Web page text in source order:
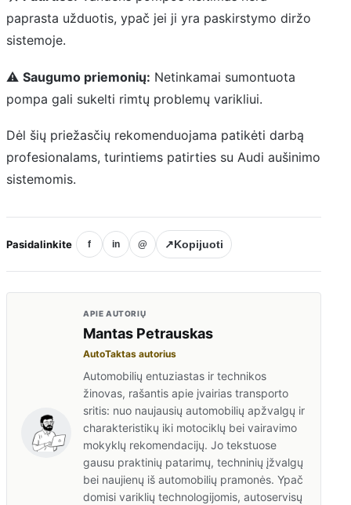
paprasta užduotis, ypač jei ji yra paskirstymo diržo
sistemoje.
⚠ Saugumo priemonių: Netinkamai sumontuota
pompa gali sukelti rimtų problemų varikliui.
Dėl šių priežasčių rekomenduojama patikėti darbą
profesionalams, turintiems patirties su Audi aušinimo
sistemomis.
Pasidalinkite f in @ ↗Kopijuoti
APIE AUTORIŲ
Mantas Petrauskas
AutoTaktas autorius
Automobilių entuziastas ir technikos
žinovas, rašantis apie įvairias transporto
sritis: nuo naujausių automobilių apžvalgų ir
charakteristikų iki motociklų bei vairavimo
mokyklų rekomendacijų. Jo tekstuose
gausu praktinių patarimų, techninių įžvalgų
bei naujienų iš automobilių pramonės. Ypač
domisi variklių technologijomis, autoservisų